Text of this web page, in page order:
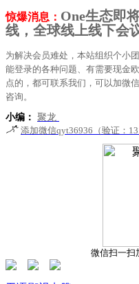
惊爆消息： One生态即
线，全球线上线下会
为解决会员难处，本站组织个小
能登录的各种问题、有需要现金
点的，都可联系我们，可以加微
咨询。
小编： 聚龙
添加微信qyt36936（验证：
微信扫一扫